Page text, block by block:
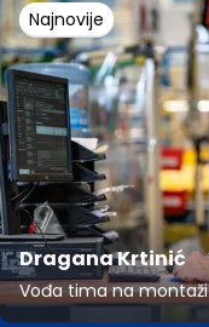
Najnovije
Dragana Krtinić
Vođa tima na montaži